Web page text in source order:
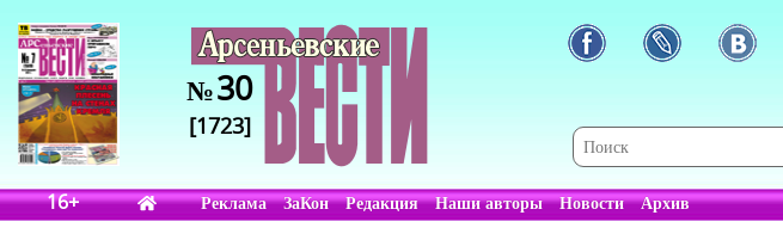
№30
[1723]
16+ Реклама ЗаКон Редакция Наши авторы Новости Архив